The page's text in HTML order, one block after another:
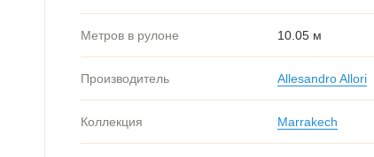
Метров в рулоне 10.05 м
Производитель Allesandro Allori
Коллекция Marrakech